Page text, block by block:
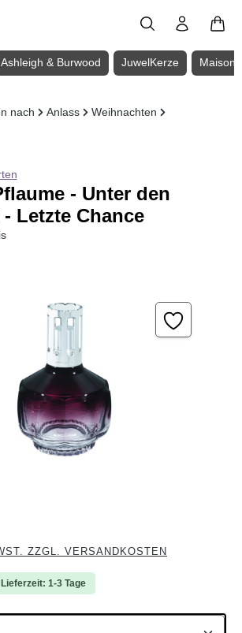
Ashleigh & Burwood JuwelKerze Maison
nach Anlass
Weihnachten
von 0 von 5 Sternen
- Unter den
Letzte Chance
ZZGL. VERSANDKOSTEN
1-3 Tage
Gib den gewünschten Wert ein